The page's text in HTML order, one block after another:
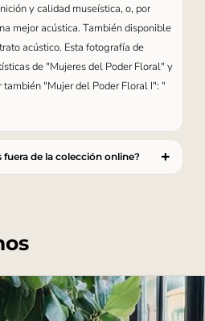
y calidad museística, o, por
mejor acústica. También disponible
acústico. Esta fotografía de
de "Mujeres del Poder Floral" y
"Mujer del Poder Floral I": "
de la colección online?